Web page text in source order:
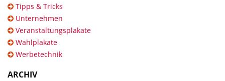
Tipps & Tricks
Unternehmen
Veranstaltungsplakate
Wahlplakate
Werbetechnik
ARCHIV